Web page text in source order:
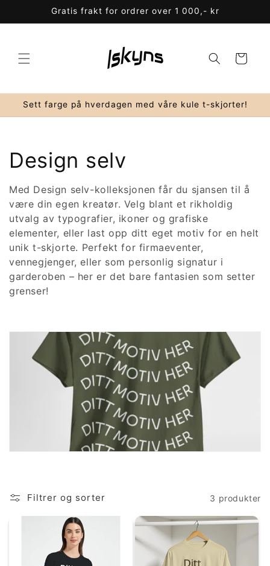
videre til
innholdet
Gratis frakt for ordrer over 1 000,- kr
Handlekurv
Sett farge på hverdagen med våre kule t-skjorter!
S
a
m
l
i
n
Design selv
Med Design selv-kolleksjonen får du sjansen til å
være din egen kreatør. Velg blant et rikholdig
utvalg av typografier, ikoner og grafiske
elementer, eller last opp ditt eget motiv for en helt
unik t-skjorte. Perfekt for firmaeventer,
vennegjenger, eller som personlig signatur i
garderoben – her er det bare fantasien som setter
grenser!
Filtrer og sorter 3 produkter